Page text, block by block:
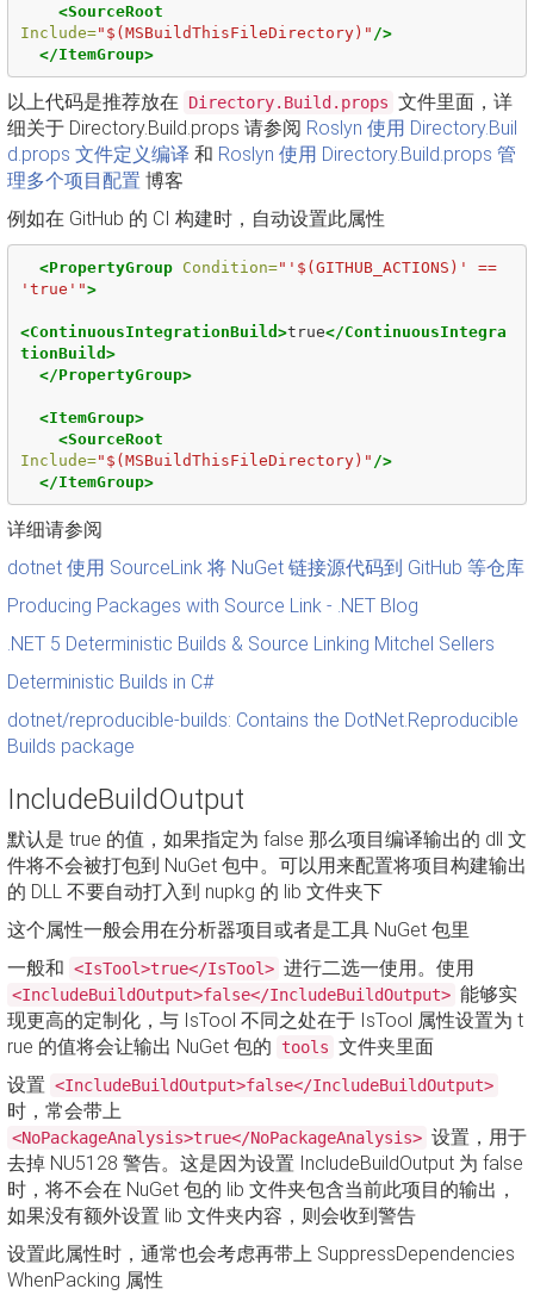
<SourceRoot
Include="$(MSBuildThisFileDirectory)" />
</ItemGroup>
以上代码是推荐放在 Directory.Build.props 文件里面，详
细关于 Directory.Build.props 请参阅 Roslyn 使用 Directory.Buil
d.props 文件定义编译 和 Roslyn 使用 Directory.Build.props 管
理多个项目配置 博客
例如在 GitHub 的 CI 构建时，自动设置此属性
<PropertyGroup Condition="'$(GITHUB_ACTIONS)' ==
'true'">
<ContinuousIntegrationBuild>true</ContinuousIntegra
tionBuild>
</PropertyGroup>
<ItemGroup>
<SourceRoot
Include="$(MSBuildThisFileDirectory)" />
</ItemGroup>
详细请参阅
dotnet 使用 SourceLink 将 NuGet 链接源代码到 GitHub 等仓库
Producing Packages with Source Link - .NET Blog
.NET 5 Deterministic Builds & Source Linking Mitchel Sellers
Deterministic Builds in C#
dotnet/reproducible-builds: Contains the DotNet.Reproducible
Builds package
IncludeBuildOutput
默认是 true 的值，如果指定为 false 那么项目编译输出的 dll 文
件将不会被打包到 NuGet 包中。可以用来配置将项目构建输出
的 DLL 不要自动打入到 nupkg 的 lib 文件夹下
这个属性一般会用在分析器项目或者是工具 NuGet 包里
一般和 <IsTool>true</IsTool> 进行二选一使用。使用
<IncludeBuildOutput>false</IncludeBuildOutput> 能够实
现更高的定制化，与 IsTool 不同之处在于 IsTool 属性设置为 t
rue 的值将会让输出 NuGet 包的
tools 文件夹里面
设置 <IncludeBuildOutput>false</IncludeBuildOutput>
时，常会带上
<NoPackageAnalysis>true</NoPackageAnalysis> 设置，用于
去掉 NU5128 警告。这是因为设置 IncludeBuildOutput 为 false
时，将不会在 NuGet 包的 lib 文件夹包含当前此项目的输出，
如果没有额外设置 lib 文件夹内容，则会收到警告
设置此属性时，通常也会考虑再带上 SuppressDependencies
WhenPacking 属性